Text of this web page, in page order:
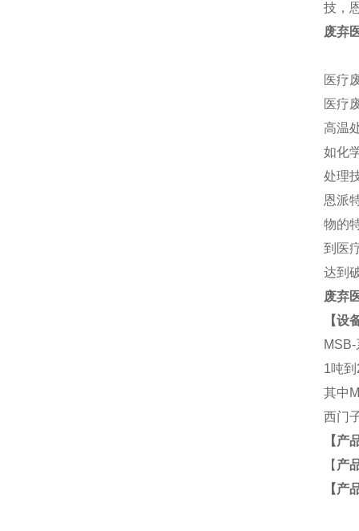
技，
废弃
医疗
医疗
高温
如化
处理
恩派
物的
到医
达到
废弃
【设
1吨
其中
西门
【产
【 产
【产